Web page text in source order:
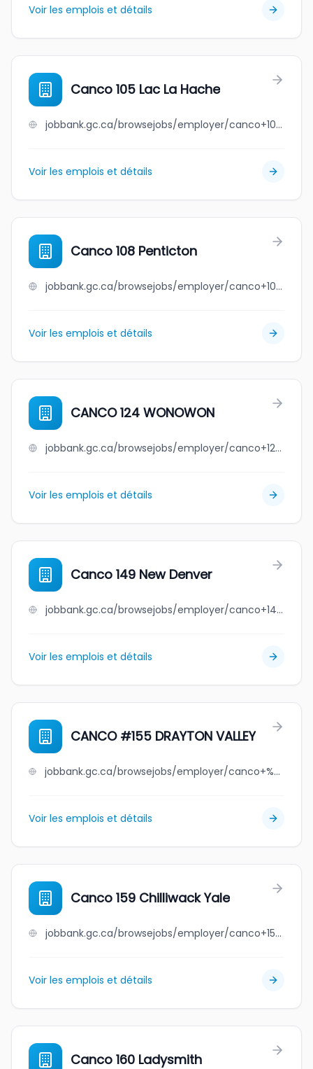
Voir les emplois et détails
Canco 105 Lac La Hache
jobbank.gc.ca/browsejobs/employer/canco+105+lac+la+hache/ca
Voir les emplois et détails
Canco 108 Penticton
jobbank.gc.ca/browsejobs/employer/canco+108+penticton/ca
Voir les emplois et détails
CANCO 124 WONOWON
jobbank.gc.ca/browsejobs/employer/canco+124+wonowon/ca
Voir les emplois et détails
Canco 149 New Denver
jobbank.gc.ca/browsejobs/employer/canco+149+new+denver/ca
Voir les emplois et détails
CANCO #155 DRAYTON VALLEY
jobbank.gc.ca/browsejobs/employer/canco+%23155+drayton+valley/ca
Voir les emplois et détails
Canco 159 Chilliwack Yale
jobbank.gc.ca/browsejobs/employer/canco+159+chilliwack+yale/ca
Voir les emplois et détails
Canco 160 Ladysmith